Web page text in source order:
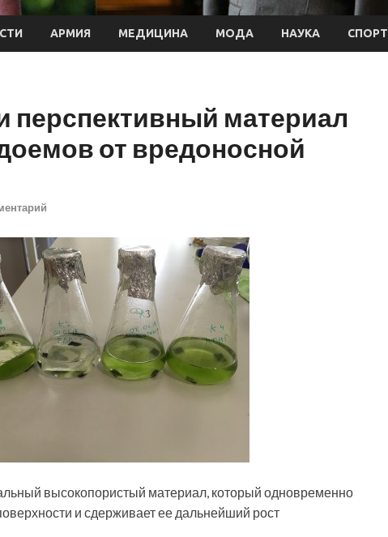
АРМИЯ МЕДИЦИНА МОДА НАУКА СПОРТ
перспективный материал
от вредоносной
высокопористый материал, который одновременно
и сдерживает ее дальнейший рост